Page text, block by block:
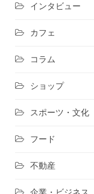
インタビュー
カフェ
コラム
ショップ
スポーツ・文化
フード
不動産